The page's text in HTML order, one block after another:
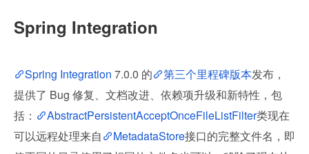
Spring Integration
Spring Integration 7.0.0 的 第三个里程碑版本发布，
提供了 Bug 修复、文档改进、依赖项升级和新特性，包
括：
AbstractPersistentAcceptOnceFileListFilter类现在
可以远程处理来自
MetadataStore接口的完整文件名，即